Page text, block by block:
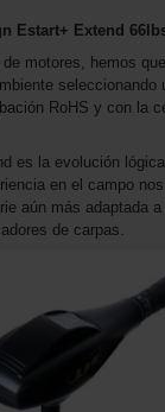
Estart+ Extend
motores, hemos
seleccionando
RoHS y con la
es la evolución
en el campo
aún más adaptada
de carpas.